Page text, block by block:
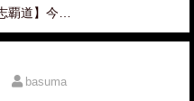
覇道】今…
basuma